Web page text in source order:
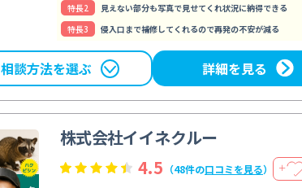
特⻑2
見えない部分も写真で見せてくれ状況に納得できる
特⻑3
侵入口まで補修してくれるので再発の不安が減る
相談方法を選ぶ 詳細を見る
株式会社イイネクルー
4.5 （48件の口コミを見る） ＋